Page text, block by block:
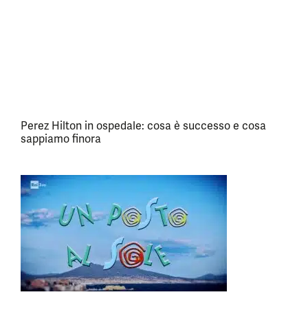
Perez Hilton in ospedale: cosa è successo e cosa
sappiamo finora